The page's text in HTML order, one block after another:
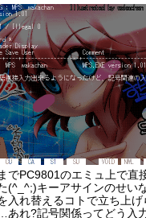
でPC9801のエミュ上で直
(^_^;)キーアサインのせい
入れ替えるコトで立ち上
あれ?記号関係ってどう入